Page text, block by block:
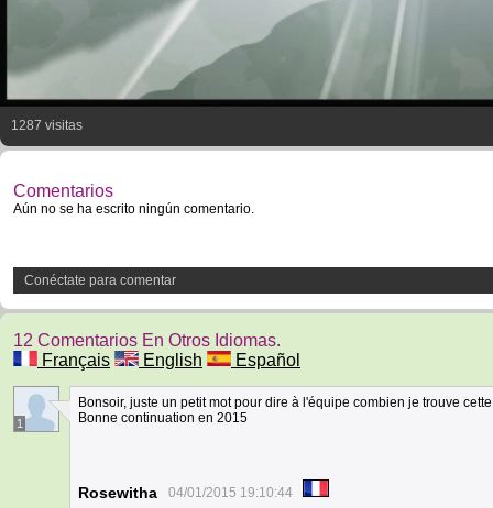
1287 visitas
Comentarios
Aún no se ha escrito ningún comentario.
Conéctate para comentar
12 Comentarios En Otros Idiomas.
Français
English Español
1
Bonsoir, juste un petit mot pour dire à l'équipe combien je trouve
Bonne continuation en 2015
Rosewitha 04/01/2015 19:10:44